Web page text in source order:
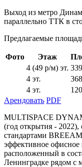
Выход из метро
параллельно ТТК в
Предлагаемые
Фото Этаж
4 (49 р/м) эт.
4 эт.
4 эт.
Арендовать PDF
MULTISPACE
(год открытия -
стандартами
эффективное
расположенный в
Ленинградке рядом с